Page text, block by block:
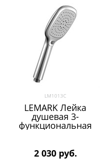
LM1013C
LEMARK Лейка
душевая 3-
функциональная
2 030 руб.